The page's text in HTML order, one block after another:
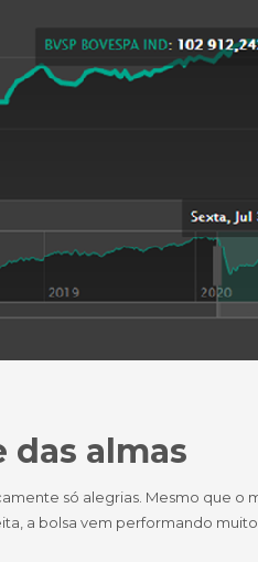
almas
só alegrias. Mesmo que o
a bolsa vem performando